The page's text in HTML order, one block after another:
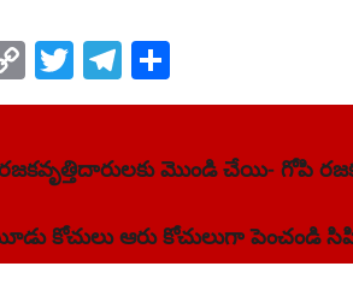
Copy
Link
TwitterTelegram
రజకవృత్తిదారులకు మొండి చేయి- గోపి
కోచులు ఆరు కోచులుగా పెంచండి